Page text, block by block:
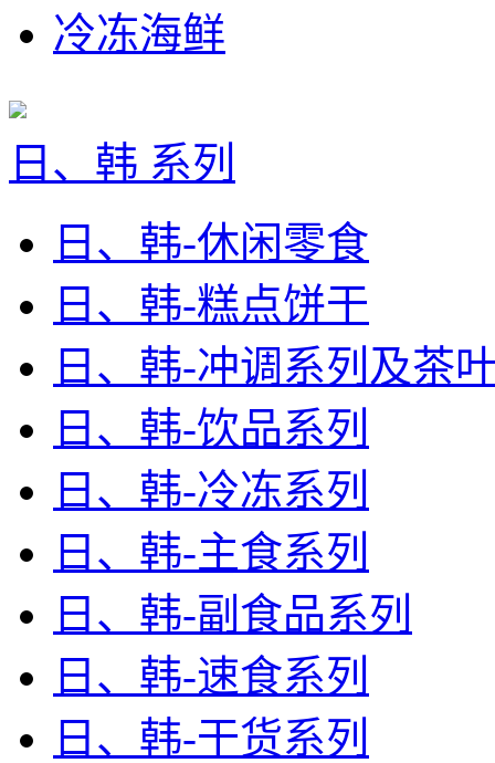
冷冻海鲜
日、韩 系列
日、韩-休闲零食
日、韩-糕点饼干
日、韩-冲调系列及茶
日、韩-饮品系列
日、韩-冷冻系列
日、韩-主食系列
日、韩-副食品系列
日、韩-速食系列
日、韩-干货系列